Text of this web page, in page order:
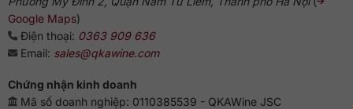
Google Maps)
Điện thoại: 0363 909 636
Email: sales@qkawine.com
Chứng nhận kinh doanh
Mã số doanh nghiệp: 0110385539 - QKAWine JSC